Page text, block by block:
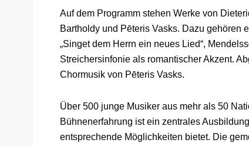
Auf dem Programm stehen Werke von
Bartholdy und Pēteris Vasks. Dazu gehören
„Singet dem Herrn ein neues Lied“,
Streichersinfonie als romantischer Akzent.
Chormusik von Pēteris Vasks.
Über 500 junge Musiker aus mehr als 50
Bühnenerfahrung ist ein zentrales
entsprechende Möglichkeiten bietet. Die